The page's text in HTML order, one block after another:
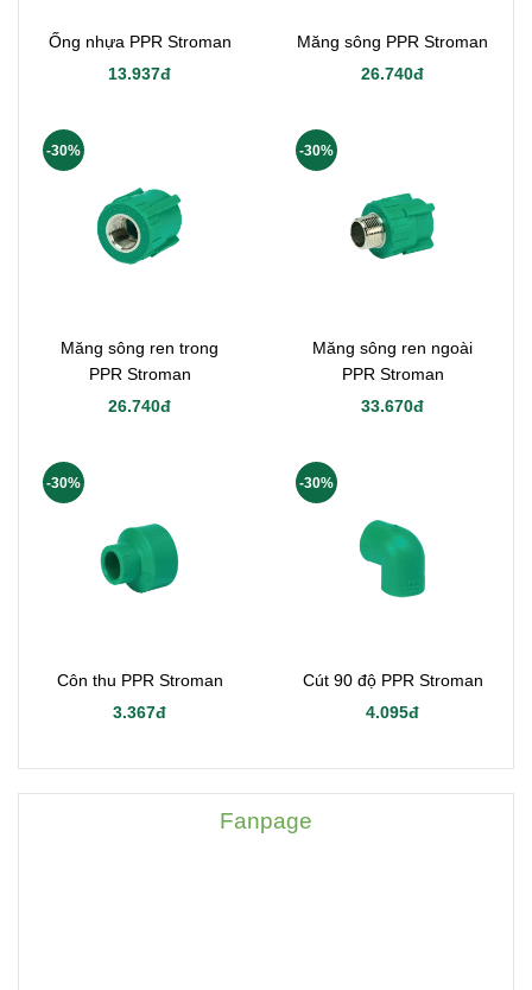
Ống nhựa PPR Stroman
13.937đ
Măng sông PPR Stroman
26.740đ
Măng sông ren trong
PPR Stroman
26.740đ
-30%
Măng sông ren ngoài
PPR Stroman
33.670đ
-30%
Côn thu PPR Stroman
3.367đ
-30%
Cút 90 độ PPR Stroman
4.095đ
-30%
Fanpage